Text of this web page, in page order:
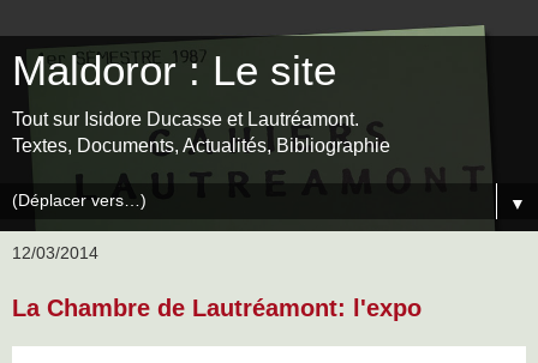
Maldoror : Le site
Tout sur Isidore Ducasse et Lautréamont.
Textes, Documents, Actualités, Bibliographie
▼
12/03/2014
La Chambre de Lautréamont: l'expo